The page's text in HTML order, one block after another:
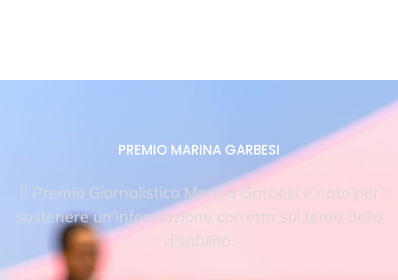
PREMIO MARINA GARBESI
Il Premio Giornalistico Marina Garbesi è nato per
sostenere un’informazione corretta sul tema della
disabilità.